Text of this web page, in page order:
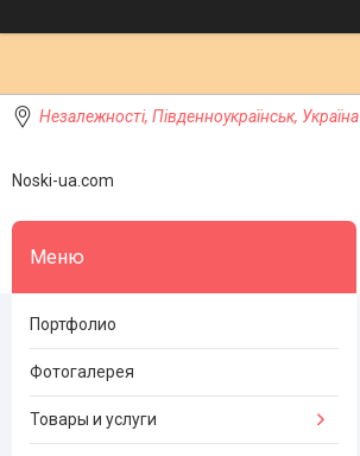
Незалежності, Південноукраїнськ, Україна
Noski-ua.com
Портфолио
Фотогалерея
Товары и услуги